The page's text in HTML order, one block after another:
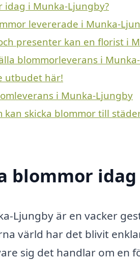
idag i Munka-Ljungby?
levererade i Munka-
presenter kan en florist i
blommorleverans i
utbudet här!
i Munka-Ljungby
kan skicka blommor till
blommor
Ljungby är en vacker
värld har det blivit
sig det handlar om en